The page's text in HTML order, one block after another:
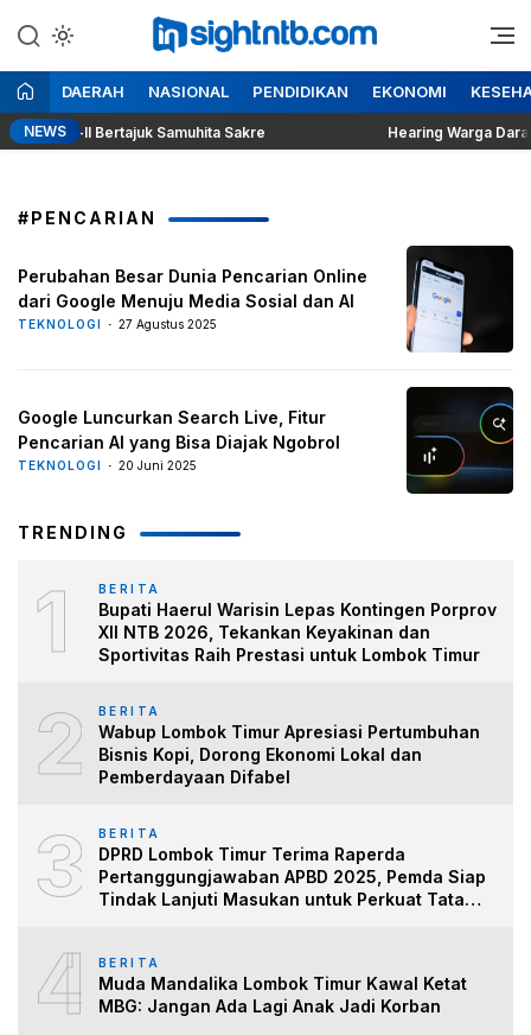
ke
konten
Insight NTB
Berita Seputar NTB
DAERAH NASIONAL PENDIDIKAN EKONOMI
NEWS
Ke-II Bertajuk Samuhita Sakre Hearing Warga Dara
#PENCARIAN
Perubahan Besar Dunia Pencarian Online
dari Google Menuju Media Sosial dan AI
TEKNOLOGI 27 Agustus 2025
Google Luncurkan Search Live, Fitur
Pencarian AI yang Bisa Diajak Ngobrol
TEKNOLOGI 20 Juni 2025
TRENDING
1 BERITA
Bupati Haerul Warisin Lepas Kontingen Porprov
XII NTB 2026, Tekankan Keyakinan dan
Sportivitas Raih Prestasi untuk Lombok Timur
2 BERITA
Wabup Lombok Timur Apresiasi Pertumbuhan
Bisnis Kopi, Dorong Ekonomi Lokal dan
Pemberdayaan Difabel
3 BERITA
DPRD Lombok Timur Terima Raperda
Pertanggungjawaban APBD 2025, Pemda Siap
Tindak Lanjuti Masukan untuk Perkuat Tata
4 BERITA
Muda Mandalika Lombok Timur Kawal Ketat
MBG: Jangan Ada Lagi Anak Jadi Korban